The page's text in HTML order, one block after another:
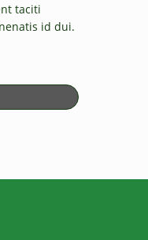
taciti
id dui.